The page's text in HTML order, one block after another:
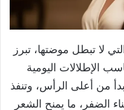
لا تبطل موضتها، تبرز
الإطلالات اليومية
من أعلى الرأس، وتنفذ
الضفر، ما يمنح الشعر